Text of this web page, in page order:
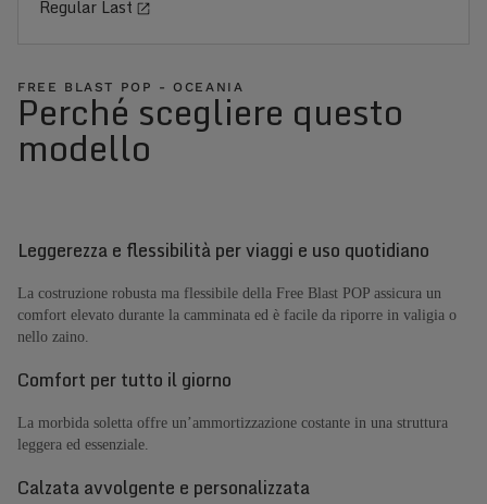
Regular Last
FREE BLAST POP - OCEANIA
Perché scegliere questo
modello
Leggerezza e flessibilità per viaggi e uso quotidiano
La costruzione robusta ma flessibile della Free Blast POP assicura un
comfort elevato durante la camminata ed è facile da riporre in valigia o
nello zaino.
Comfort per tutto il giorno
La morbida soletta offre un’ammortizzazione costante in una struttura
leggera ed essenziale.
Calzata avvolgente e personalizzata